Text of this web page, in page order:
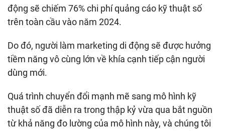
động sẽ chiếm 76% chi phí quảng cáo kỹ thuật số
trên toàn cầu vào năm 2024.
Do đó, người làm marketing di động sẽ được hưởng
tiềm năng vô cùng lớn về khía cạnh tiếp cận người
dùng mới.
Quá trình chuyển đổi mạnh mẽ sang mô hình kỹ
thuật số đã diễn ra trong thập kỷ vừa qua bắt nguồn
từ khả năng đo lường của mô hình này, và chúng tôi